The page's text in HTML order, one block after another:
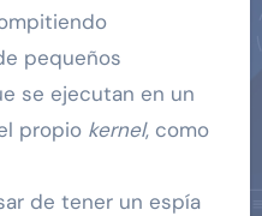
pequeños
se ejecutan en un
propio kernel, como
de tener un espía